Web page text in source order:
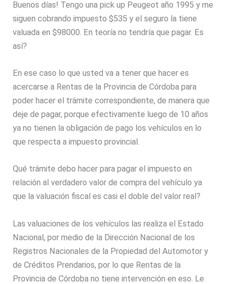
Buenos días! Tengo una pick up Peugeot año 1995 y me
siguen cobrando impuesto $535 y el seguro la tiene
valuada en $98000. En teoría no tendría que pagar. Es
así?
En ese caso lo que usted va a tener que hacer es
acercarse a Rentas de la Provincia de Córdoba para
poder hacer el trámite correspondiente, de manera que
deje de pagar, porque efectivamente luego de 10 años
ya no tienen la obligación de pago los vehículos en lo
que respecta a impuesto provincial.
Qué trámite debo hacer para pagar el impuesto en
relación al verdadero valor de compra del vehículo ya
que la valuación fiscal es casi el doble del valor real?
Las valuaciones de los vehículos las realiza el Estado
Nacional, por medio de la Dirección Nacional de los
Registros Nacionales de la Propiedad del Automotor y
de Créditos Prendarios, por lo que Rentas de la
Provincia de Córdoba no tiene intervención en eso. Le